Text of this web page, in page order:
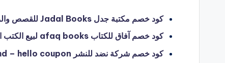
كود خصم مكتبة جدل Jadal Books للقصص والروايات العالمية – hello coupon
كود خصم آفاق للكتاب afaq books لبيع الكتب الرقمية – hello coupon
كود خصم شركة نضد للنشر nadhd – hello coupon